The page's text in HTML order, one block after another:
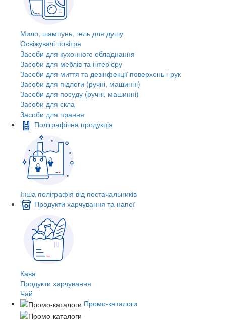
Мило, шампунь, гель для душу
Освіжувачі повітря
Засоби для кухонного обладнання
Засоби для меблів та інтер'єру
Засоби для миття та дезінфекції поверхонь і рук
Засоби для підлоги (ручні, машинні)
Засоби для посуду (ручні, машинні)
Засоби для скла
Засоби для прання
Поліграфічна продукція
Інша поліграфія від постачальників
Продукти харчування та напої
Кава
Продукти харчування
Чай
Промо-каталоги